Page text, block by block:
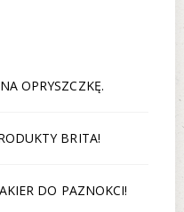
OPRYSZCZKĘ.
BRITA!
DO PAZNOKCI!